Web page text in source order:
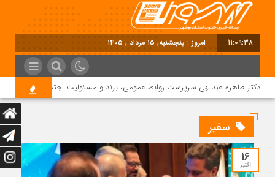
11:09:39 امروز : پنجشنبه, ۱۵ مرداد , ۱۴۰۵
دکتر طاهره عبدالهی سرپرست روابط عمومی، برند و مسئولیت اجتماعی دماوند
سفیر
16
اکتبر